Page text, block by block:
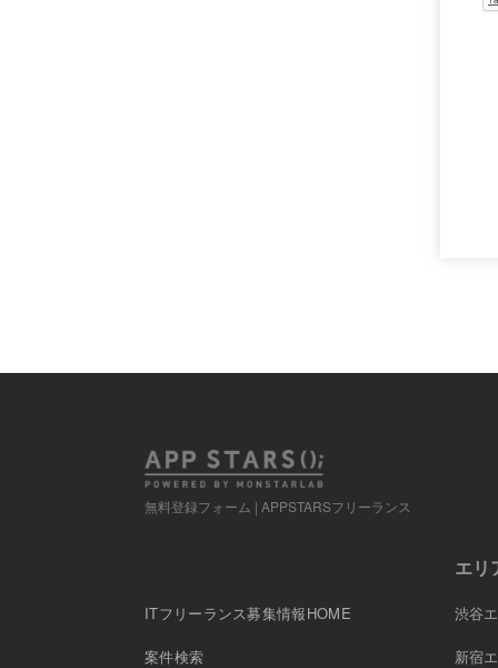
無料登録フォーム | APPSTARSフリーランス
ITフリーランス募集情報HOME
案件検索
エリ
渋谷
新宿